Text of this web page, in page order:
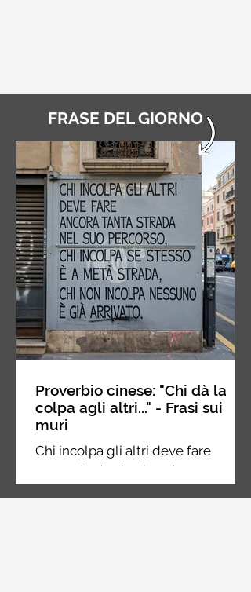
FRASE DEL GIORNO
Proverbio cinese: "Chi dà la
colpa agli altri..." - Frasi sui
muri
Chi incolpa gli altri deve fare
ancora tanta strada nel suo